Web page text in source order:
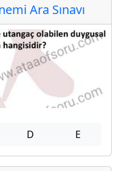
Ara Sınavı
D E